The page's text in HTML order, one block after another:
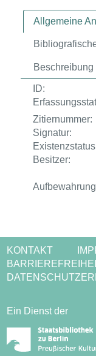
Allgemeine
Beschreibung
ID:
Zitiernummer:
Signatur:
Besitzer:
KONTAKT
Ein Dienst der